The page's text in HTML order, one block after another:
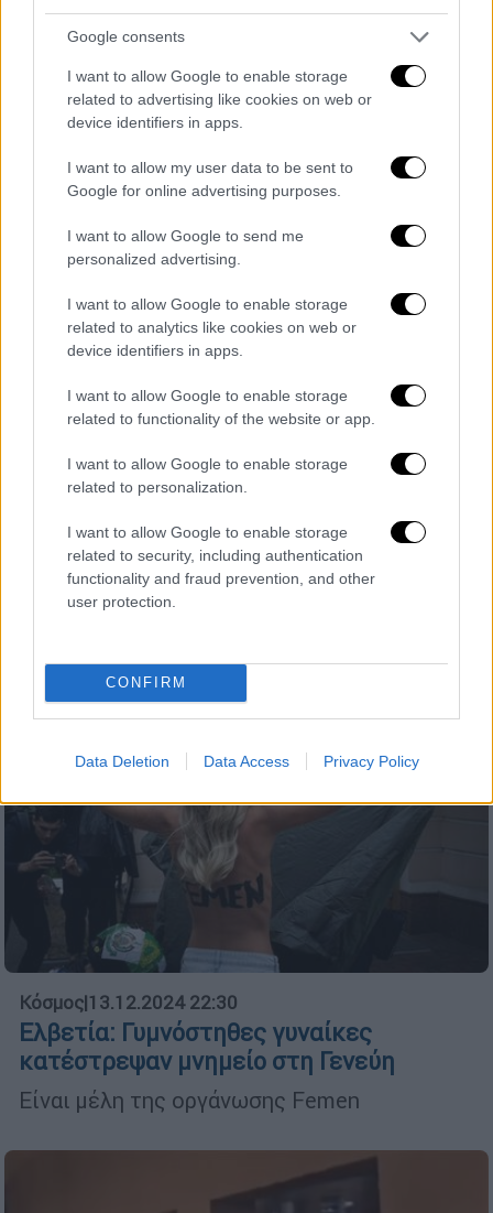
Google consents
I want to allow Google to enable storage
related to advertising like cookies on web or
device identifiers in apps.
I want to allow my user data to be sent to
Google for online advertising purposes.
I want to allow Google to send me
personalized advertising.
I want to allow Google to enable storage
related to analytics like cookies on web or
device identifiers in apps.
I want to allow Google to enable storage
related to functionality of the website or app.
I want to allow Google to enable storage
related to personalization.
I want to allow Google to enable storage
related to security, including authentication
functionality and fraud prevention, and other
user protection.
CONFIRM
Data Deletion Data Access Privacy Policy
Αθλητισμός| 13.12.2024 22:35
Το πρόγραμμα της Εθνικής στα
προκριματικά του Μουντιάλ: Αρχή με
Λευκορωσία και Πορτογαλία ή Δανία
εντός έδρας
Με δύο εντός έδρας ματς αρχίζει η πορεία
της Εθνικής στα προκριματικά για το
Παγκόσμιο Κύπελλο 2026
Κόσμος|13.12.2024 22:30
Ελβετία: Γυμνόστηθες γυναίκες
κατέστρεψαν μνημείο στη Γενεύη
Είναι μέλη της οργάνωσης Femen